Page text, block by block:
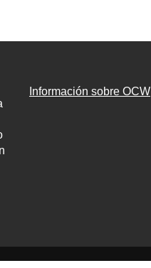
Información sobre OCW